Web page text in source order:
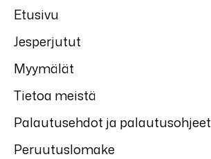
Etusivu
Jesperjutut
Myymälät
Tietoa meistä
Palautusehdot ja palautusohjeet
Peruutuslomake